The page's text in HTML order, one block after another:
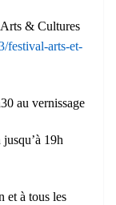
& Cultures
festival-arts-et-
au vernissage
19h
et à tous les